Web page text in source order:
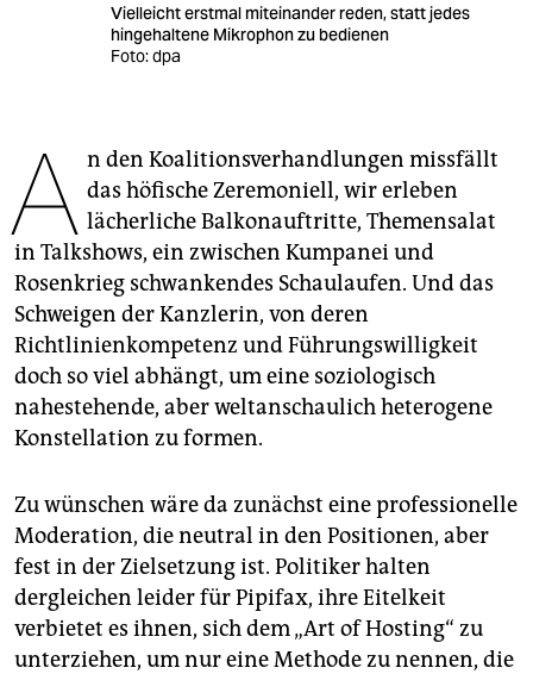
veranstaltungen
unterstützen
abo
genossenschaft
epaper login
Vielleicht erstmal miteinander reden, statt jedes
hingehaltene Mikrophon zu bedienen
Foto: dpa
A n den Koalitionsverhandlungen missfällt
das höfische Zeremoniell, wir erleben
lächerliche Balkonauftritte, Themen­salat
in Talkshows, ein zwischen Kumpanei und
Rosenkrieg schwankendes Schaulaufen. Und das
Schweigen der Kanzlerin, von deren
Richtlinienkompetenz und Führungswilligkeit
doch so viel abhängt, um eine soziologisch
nahestehende, aber weltanschaulich heterogene
Konstellation zu formen.
Zu wünschen wäre da zunächst eine professionelle
Moderation, die neutral in den Positionen, aber
fest in der Zielsetzung ist. Politiker halten
dergleichen leider für Pipifax, ihre Eitelkeit
verbietet es ihnen, sich dem „Art of Hosting“ zu
unterziehen, um nur eine Methode zu nennen, die